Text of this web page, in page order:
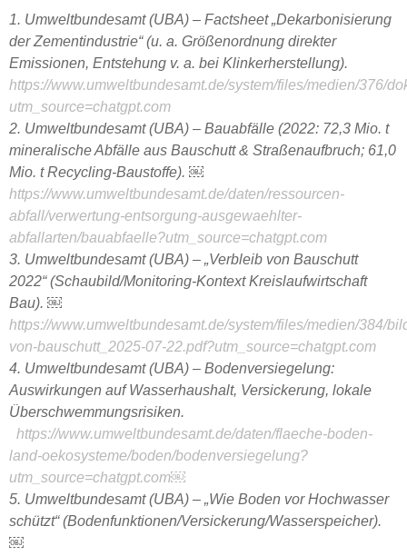
1. Umweltbundesamt (UBA) – Factsheet „Dekarbonisierung
der Zementindustrie“ (u. a. Größenordnung direkter
Emissionen, Entstehung v. a. bei Klinkerherstellung).
https://www.umweltbundesamt.de/system/files/medien/376/
utm_source=chatgpt.com
2. Umweltbundesamt (UBA) – Bauabfälle (2022: 72,3 Mio. t
mineralische Abfälle aus Bauschutt & Straßenaufbruch; 61,0
Mio. t Recycling-Baustoffe). ￼
https://www.umweltbundesamt.de/daten/ressourcen-
abfall/verwertung-entsorgung-ausgewaehlter-
abfallarten/bauabfaelle?utm_source=chatgpt.com
3. Umweltbundesamt (UBA) – „Verbleib von Bauschutt
2022“ (Schaubild/Monitoring-Kontext Kreislaufwirtschaft
Bau). ￼
https://www.umweltbundesamt.de/system/files/medien/384/
von-bauschutt_2025-07-22.pdf?utm_source=chatgpt.com
4. Umweltbundesamt (UBA) – Bodenversiegelung:
Auswirkungen auf Wasserhaushalt, Versickerung, lokale
Überschwemmungsrisiken.
https://www.umweltbundesamt.de/daten/flaeche-boden-
land-oekosysteme/boden/bodenversiegelung?
utm_source=chatgpt.com￼
5. Umweltbundesamt (UBA) – „Wie Boden vor Hochwasser
schützt“ (Bodenfunktionen/Versickerung/Wasserspeicher).
￼